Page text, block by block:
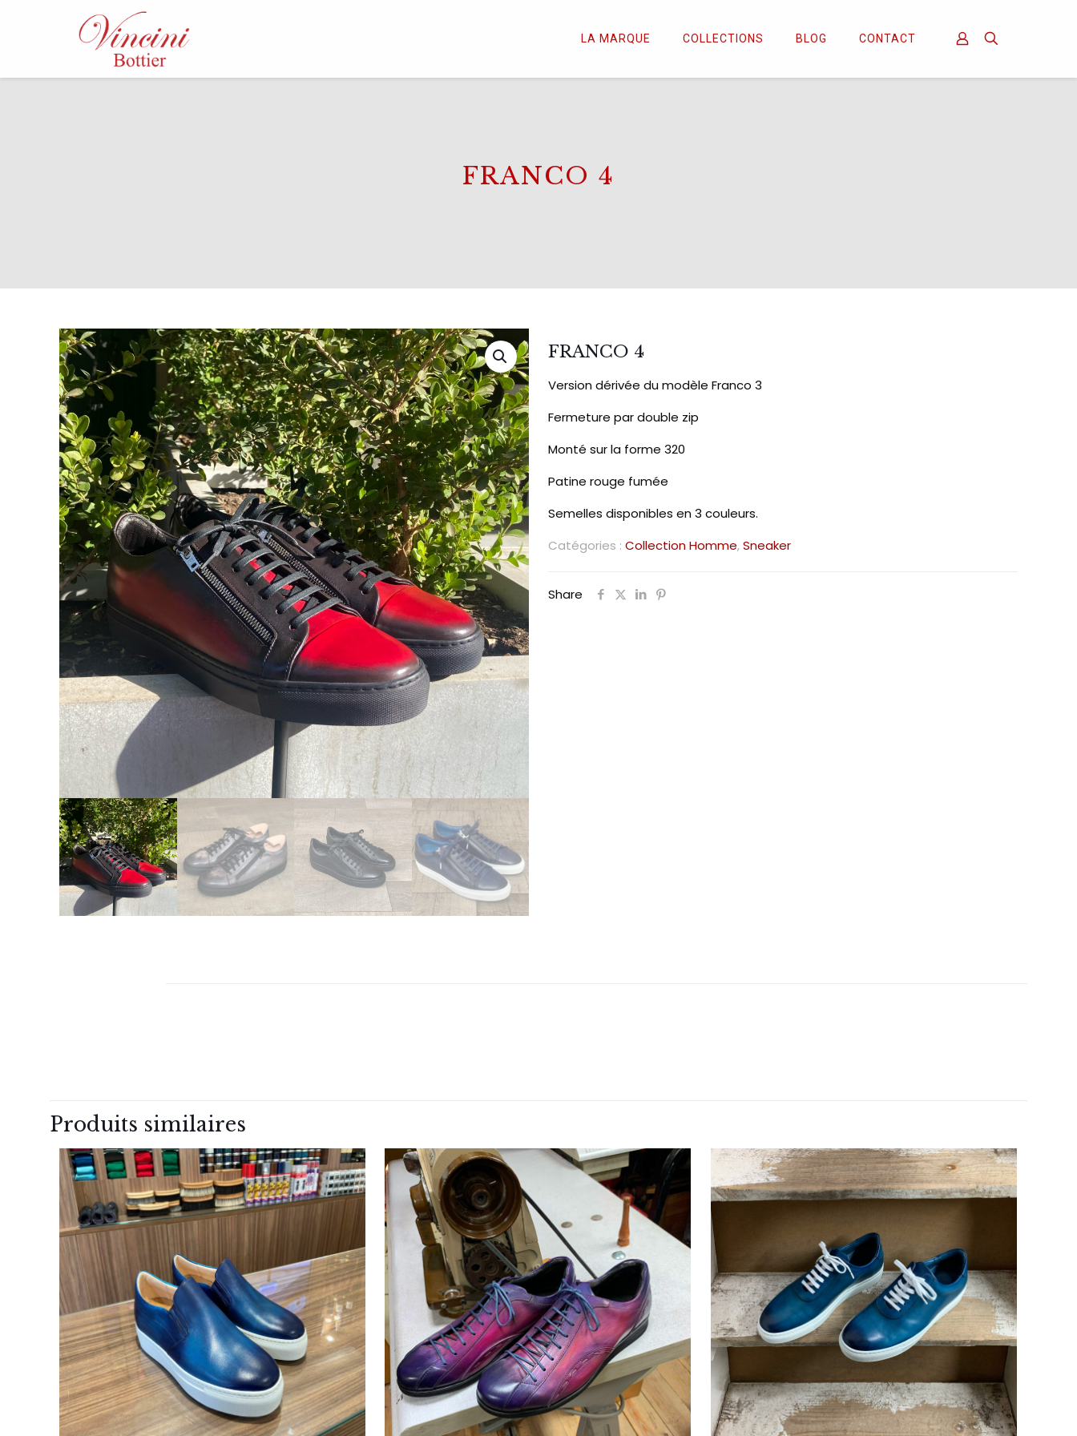
LA MARQUE COLLECTIONS BLOG CONTACT
FRANCO 4
FRANCO 4
Version dérivée du modèle Franco 3
Fermeture par double zip
Monté sur la forme 320
Patine rouge fumée
Semelles disponibles en 3 couleurs.
Catégories : Collection Homme,Sneaker
Share
Produits similaires